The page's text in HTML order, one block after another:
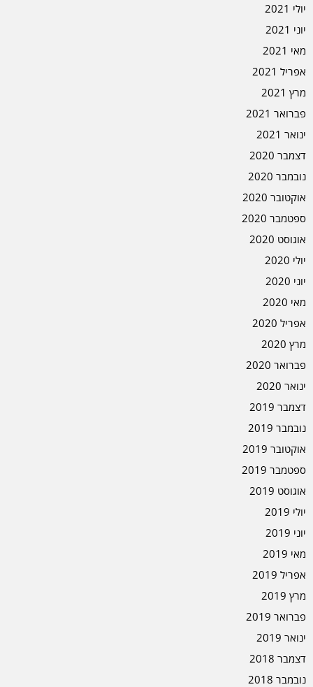
יולי 2021
יוני 2021
מאי 2021
אפריל 2021
מרץ 2021
פברואר 2021
ינואר 2021
דצמבר 2020
נובמבר 2020
אוקטובר 2020
ספטמבר 2020
אוגוסט 2020
יולי 2020
יוני 2020
מאי 2020
אפריל 2020
מרץ 2020
פברואר 2020
ינואר 2020
דצמבר 2019
נובמבר 2019
אוקטובר 2019
ספטמבר 2019
אוגוסט 2019
יולי 2019
יוני 2019
מאי 2019
אפריל 2019
מרץ 2019
פברואר 2019
ינואר 2019
דצמבר 2018
נובמבר 2018